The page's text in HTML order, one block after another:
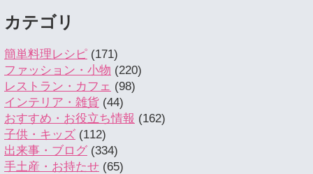
カテゴリ
簡単料理レシピ (171)
ファッション・小物 (220)
レストラン・カフェ (98)
インテリア・雑貨 (44)
おすすめ・お役立ち情報 (162)
子供・キッズ (112)
出来事・ブログ (334)
手土産・お持たせ (65)